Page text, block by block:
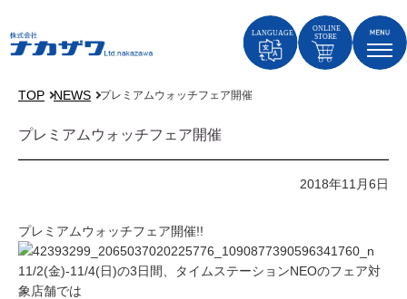
TOP NEWS プレミアムウォッチフェア開催
プレミアムウォッチフェア開催
2018年11月6日
プレミアムウォッチフェア開催!!
11/2(金)-11/4(日)の3日間、タイムステーションNEOのフェア対
象店舗では